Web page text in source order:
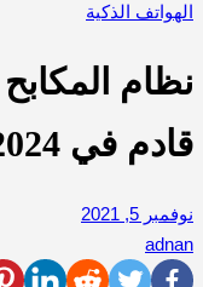
الهواتف الذكية
نظام
قادم في 2024
نوفمبر 5, 2021
adnan